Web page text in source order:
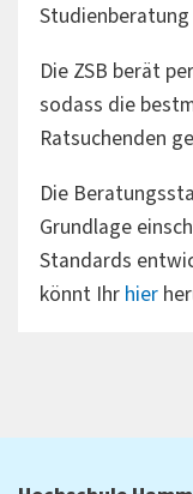
Die ZSB berät
sodass die
Ratsuchenden
Die
Grundlage
Standards
könnt Ihr hier